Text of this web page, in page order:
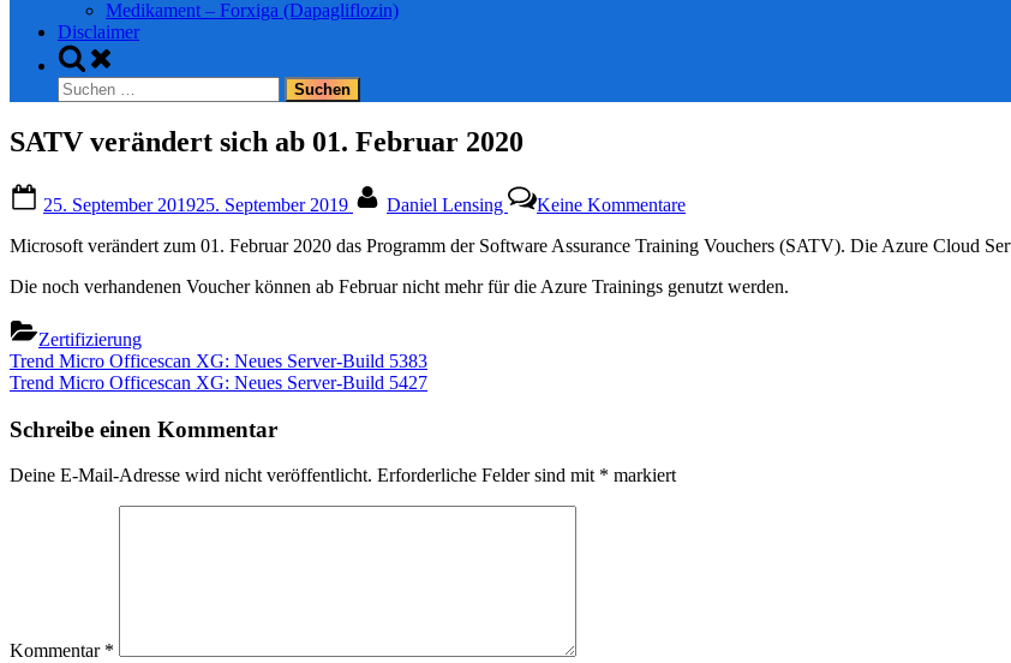
Medikament – Forxiga (Dapagliflozin)
Disclaimer
Toggle
search
form
Suchen
nach:
SATV verändert sich ab 01. Februar 2020
on
25. September 201925. September 2019 Daniel Lensing Keine KommentareSATV
verändert
sich
01.
Microsoft verändert zum 01. Februar 2020 das Programm der Software Assurance Training Vouchers (SATV). Die Azure Cloud
Die noch verhandenen Voucher können ab Februar nicht mehr für die Azure Trainings genutzt werden.
Zertifizierung
Beitragsnavigation
Previous
Post:
Trend Micro Officescan XG: Neues Server-Build 5383
Next
Trend Micro Officescan XG: Neues Server-Build 5427
Schreibe einen Kommentar
Deine E-Mail-Adresse wird nicht veröffentlicht. Erforderliche Felder sind mit * markiert
Kommentar *